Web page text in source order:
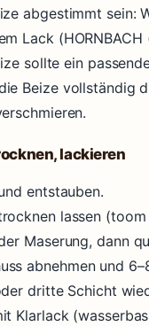
abgestimmt sein:
Lack
sollte ein
Beize vollständig
lackieren
entstauben.
lassen
Maserung, dann
abnehmen und
dritte Schicht
Klarlack